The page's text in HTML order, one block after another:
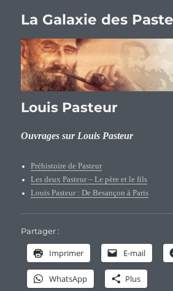
La Galaxie des
Louis Pasteur
Ouvrages sur Louis Pasteur
Préhistoire de Pasteur
Les deux Pasteur – Le père et le fils
Louis Pasteur : De Besançon à Paris
Partager :
Imprimer E-mail
WhatsApp Plus